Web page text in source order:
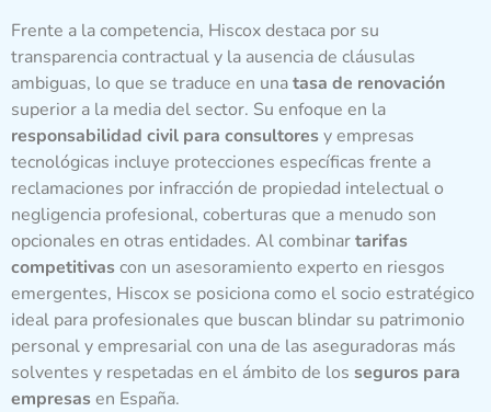
Frente a la competencia, Hiscox destaca por su
transparencia contractual y la ausencia de cláusulas
ambiguas, lo que se traduce en unatasa de renovación
superior a la media del sector. Su enfoque en la
responsabilidad civil para consultoresy empresas
tecnológicas incluye protecciones específicas frente a
reclamaciones por infracción de propiedad intelectual o
negligencia profesional, coberturas que a menudo son
opcionales en otras entidades. Al combinartarifas
competitivascon un asesoramiento experto en riesgos
emergentes, Hiscox se posiciona como el socio estratégico
ideal para profesionales que buscan blindar su patrimonio
personal y empresarial con una de las aseguradoras más
solventes y respetadas en el ámbito de los seguros para
empresasen España.